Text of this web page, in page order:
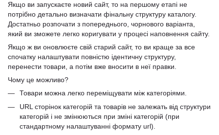
Якщо ви запускаєте новий сайт, то на першому етапі не
потрібно детально визначати фінальну структуру каталогу.
Достатньо розпочати з попереднього, чорнового варіанта,
який ви зможете легко коригувати у процесі наповнення сайту.
Якщо ж ви оновлюєте свій старий сайт, то ви краще за все
спочатку налаштувати повністю ідентичну структуру,
перенести товари, а потім вже вносити в неї правки.
Чому це можливо?
Товари можна легко переміщувати між категоріями.
URL сторінок категорій та товарів не залежать від структури
категорій і не змінюються при зміні категорій (при
стандартному налаштуванні формату url).